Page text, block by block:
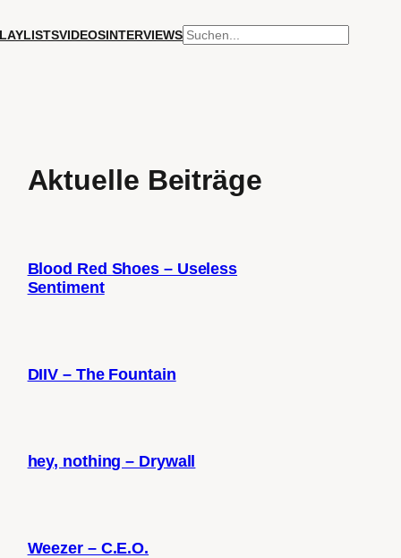
VIDEOSINTERVIEWSSUCHEN
Aktuelle Beiträge
Blood Red Shoes – Useless
Sentiment
DIIV – The Fountain
hey, nothing – Drywall
Weezer – C.E.O.